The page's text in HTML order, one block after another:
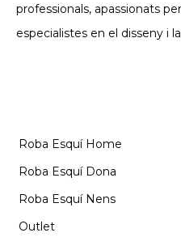
professionals, apassionats
especialistes en el disseny i
Roba Esquí Home
Roba Esquí Dona
Roba Esquí Nens
Outlet